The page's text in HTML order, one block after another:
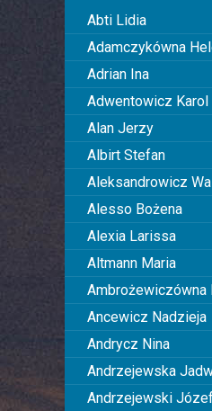
Abti Lidia
Adamczykówna
Adrian Ina
Adwentowicz Karol
Alan Jerzy
Albirt Stefan
Aleksandrowicz
Alesso Bożena
Alexia Larissa
Altmann Maria
Ambrożewiczówna
Ancewicz Nadzieja
Andrycz Nina
Andrzejewska
Andrzejewski